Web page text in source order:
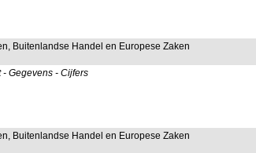
Buitenlandse Handel en Europese Zaken
Gegevens - Cijfers
Buitenlandse Handel en Europese Zaken